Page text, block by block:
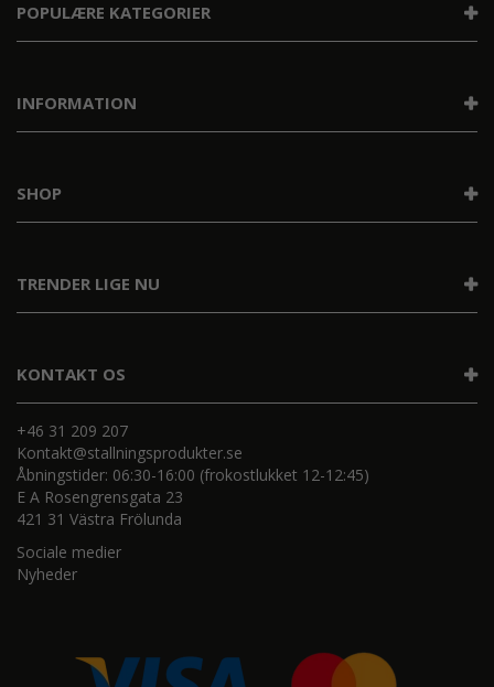
KONTAKT OS
+46 31 209 207
Kontakt@stallningsprodukter.se
Åbningstider: 06:30-16:00 (frokostlukket 12-12:45)
E A Rosengrensgata 23
421 31 Västra Frölunda
Sociale medier
Nyheder
POPULÆRE KATEGORIER
INFORMATION
TRENDER LIGE NU
SHOP